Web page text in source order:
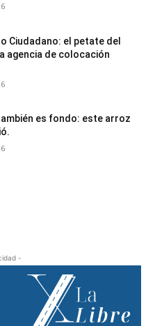
Ciudadano: el petate del
agencia de colocación
es fondo: este arroz
-